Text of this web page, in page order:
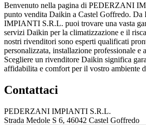
Benvenuto nella pagina di PEDERZANI
punto vendita Daikin a Castel Goffredo.
IMPIANTI S.R.L. puoi trovare una vasta
servizi Daikin per la climatizzazione e il
nostri rivenditori sono esperti qualificati
personalizzata, installazione professionale e
Scegliere un rivenditore Daikin significa
affidabilita e comfort per il vostro ambiente
Contattaci
PEDERZANI IMPIANTI S.R.L.
Strada Medole S 6, 46042 Castel Goffredo